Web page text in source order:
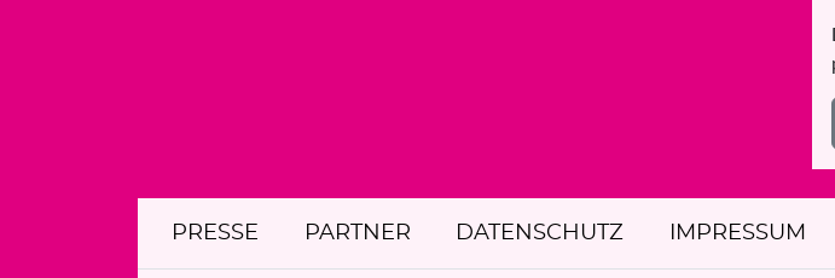
PRESSE PARTNER DATENSCHUTZ IMPRESSUM